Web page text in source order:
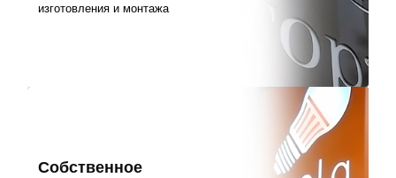
изготовления и монтажа
Собственное